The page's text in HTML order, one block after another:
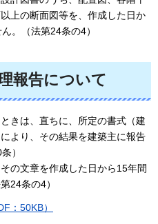
上の断面図等を、作成した日か
。（法第24条の4）
報告について
きは、直ちに、所定の書式（建
より、その結果を建築主に報告
）
の文章を作成した日から15年間
24条の4）
：50KB）